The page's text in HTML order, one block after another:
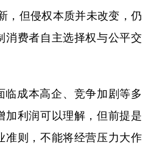
河北 山西
上海 江苏
福建 江西
，但侵权本质并未改变，仍
消费者自主选择权与公平交
临成本高企、竞争加剧等多
加利润可以理解，但前提是
准则，不能将经营压力大作